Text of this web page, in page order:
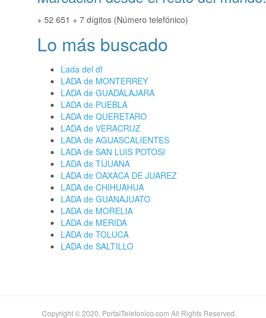
+ 52 651 + 7 dígitos (Número telefónico)
Lo más buscado
Lada del df
LADA de MONTERREY
LADA de GUADALAJARA
LADA de PUEBLA
LADA de QUERETARO
LADA de VERACRUZ
LADA de AGUASCALIENTES
LADA de SAN LUIS POTOSI
LADA de TIJUANA
LADA de OAXACA DE JUAREZ
LADA de CHIHUAHUA
LADA de GUANAJUATO
LADA de MORELIA
LADA de MERIDA
LADA de TOLUCA
LADA de SALTILLO
Copyright © 2020. PortalTelefonico.com All Rights Reserved.